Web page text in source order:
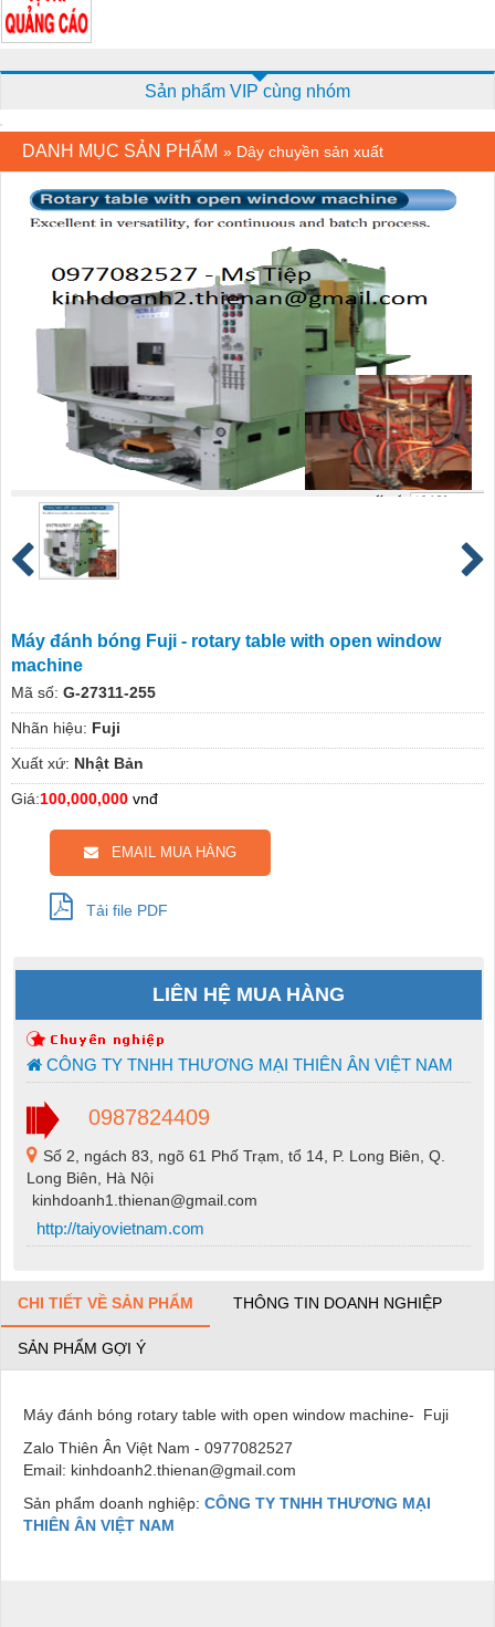
Sản phẩm VIP cùng nhóm
DANH MỤC SẢN PHẨM » Dây chuyền sản xuất
Máy đánh bóng Fuji - rotary table with open window
machine
Mã số: G-27311-255
Nhãn hiệu: Fuji
Xuất xứ: Nhật Bản
Giá:100,000,000 vnđ
EMAIL MUA HÀNG
Tải file PDF
LIÊN HỆ MUA HÀNG
CÔNG TY TNHH THƯƠNG MẠI THIÊN ÂN VIỆT NAM
0987824409
Số 2, ngách 83, ngõ 61 Phố Trạm, tổ 14, P. Long Biên, Q.
Long Biên, Hà Nội
kinhdoanh1.thienan@gmail.com
http://taiyovietnam.com
CHI TIẾT VỀ SẢN PHẨM THÔNG TIN DOANH NGHIỆP
SẢN PHẨM GỢI Ý
Máy đánh bóng rotary table with open window machine- Fuji
Zalo Thiên Ân Việt Nam - 0977082527
Email: kinhdoanh2.thienan@gmail.com
Sản phẩm doanh nghiệp: CÔNG TY TNHH THƯƠNG MẠI
THIÊN ÂN VIỆT NAM